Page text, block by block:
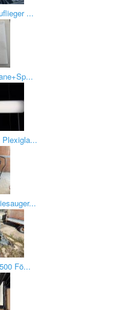
...
Fö...